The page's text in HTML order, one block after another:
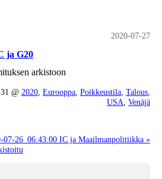
2020-07-27
ja G20
arkistoon
@ 2020 Eurooppa Poikkeustila Talous
USA Venäjä
07-26_06:43:00 IC ja Maailmanpolitiikka »